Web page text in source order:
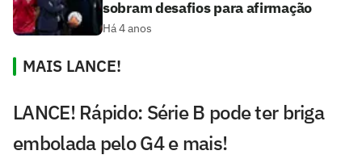
sobram desafios para afirmação
Há 4 anos
MAIS LANCE!
LANCE! Rápido: Série B pode ter briga
embolada pelo G4 e mais!